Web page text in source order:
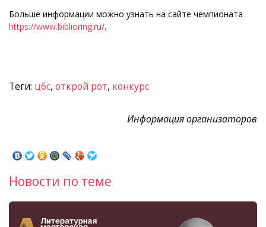
Больше информации можно узнать на сайте чемпионата
https://www.biblioring.ru/.
Теги: цбс, открой рот, конкурс
Информация организаторов
Новости по теме